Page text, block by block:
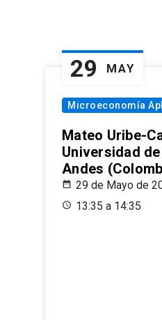
29 MAY
Microeconomía
Mateo Uribe-
Universidad
Andes
29 de Mayo de
13:35 a 14:35